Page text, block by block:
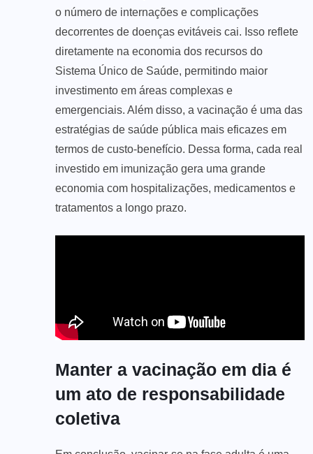
o número de internações e complicações
decorrentes de doenças evitáveis cai. Isso reflete
diretamente na economia dos recursos do
Sistema Único de Saúde, permitindo maior
investimento em áreas complexas e
emergenciais. Além disso, a vacinação é uma das
estratégias de saúde pública mais eficazes em
termos de custo-benefício. Dessa forma, cada real
investido em imunização gera uma grande
economia com hospitalizações, medicamentos e
tratamentos a longo prazo.
Manter a vacinação em dia é
um ato de responsabilidade
coletiva